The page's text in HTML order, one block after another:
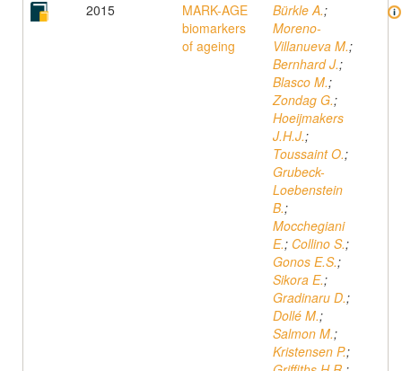
2015
MARK-AGE
biomarkers
of ageing
Bürkle A.;
Moreno-
Villanueva M.;
Bernhard J.;
Blasco M.;
Zondag G.;
Hoeijmakers
J.H.J.;
Toussaint O.;
Grubeck-
Loebenstein
B.;
Mocchegiani
E.; Collino S.;
Gonos E.S.;
Sikora E.;
Gradinaru D.;
Dollé M.;
Salmon M.;
Kristensen P.;